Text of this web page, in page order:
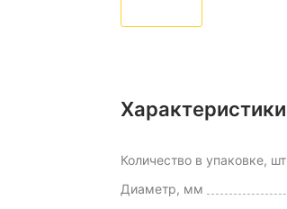
Характеристики
Количество в упаковке, шт
Диаметр, мм